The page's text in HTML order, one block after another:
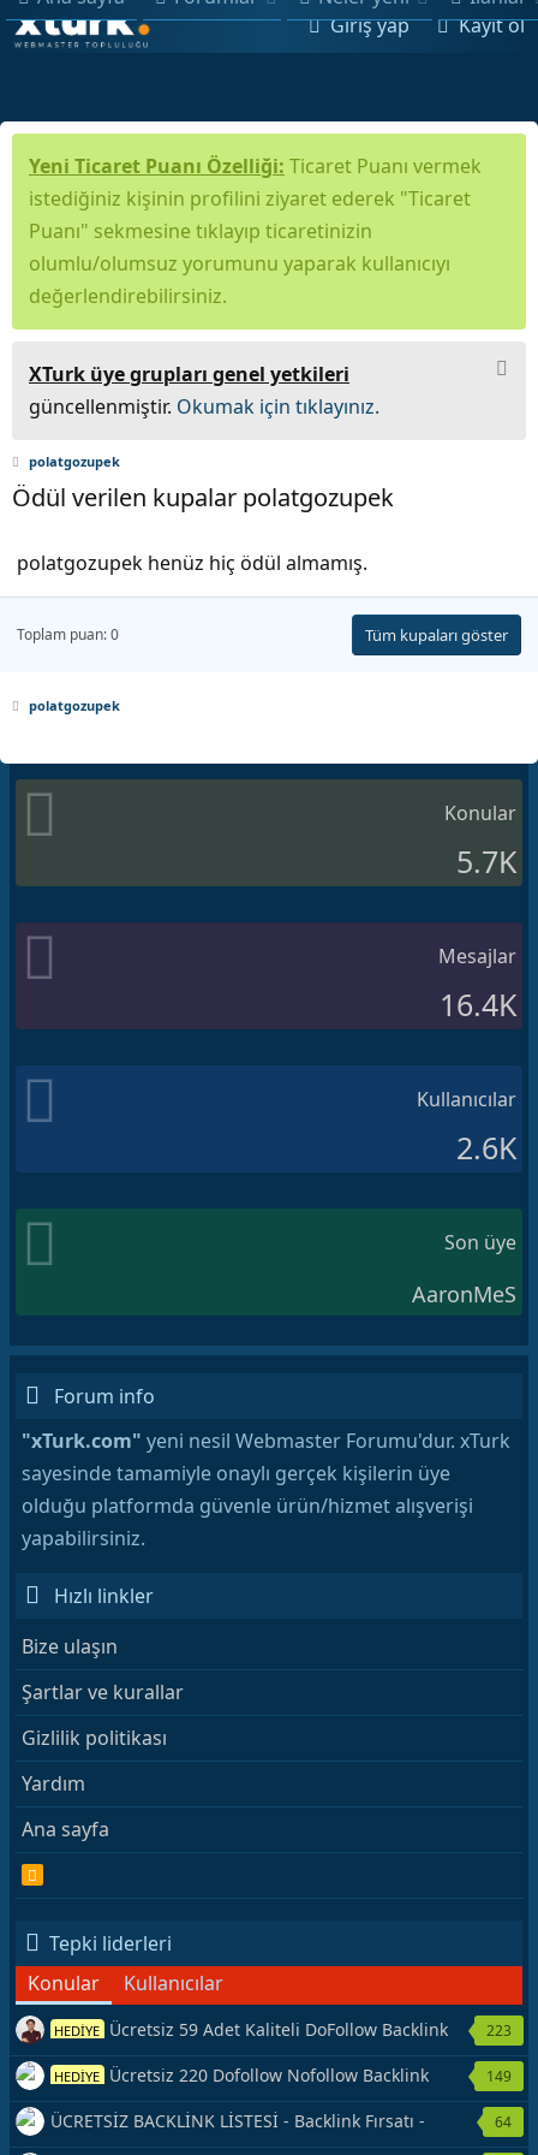
Giriş yap Kayıt ol
Yeni Ticaret Puanı Özelliği: Ticaret Puanı vermek
istediğiniz kişinin profilini ziyaret ederek "Ticaret
Puanı" sekmesine tıklayıp ticaretinizin
olumlu/olumsuz yorumunu yaparak kullanıcıyı
değerlendirebilirsiniz.
XTurk üye grupları genel yetkileri
güncellenmiştir. Okumak için tıklayınız.
polatgozupek
Ödül verilen kupalar polatgozupek
polatgozupek henüz hiç ödül almamış.
Toplam puan: 0 Tüm kupaları göster
polatgozupek
Konular
5.7K
Mesajlar
16.4K
Kullanıcılar
2.6K
Son üye
AaronMeS
Forum info
"xTurk.com" yeni nesil Webmaster Forumu'dur. xTurk
sayesinde tamamiyle onaylı gerçek kişilerin üye
olduğu platformda güvenle ürün/hizmet alışverişi
yapabilirsiniz.
Hızlı linkler
Bize ulaşın
Şartlar ve kurallar
Gizlilik politikası
Yardım
Ana sayfa
R
S
Tepki liderleri
Konular
Kullanıcılar
HEDİYE Ücretsiz 59 Adet Kaliteli DoFollow Backlink
Kaynağı Veriyorum.
223
HEDİYE Ücretsiz 220 Dofollow Nofollow Backlink
Veriyorum
149
ÜCRETSİZ BACKLİNK LİSTESİ - Backlink Fırsatı -
Hemen Yetiş!
64